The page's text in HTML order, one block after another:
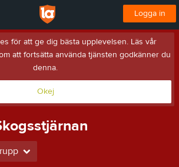
Logga in
för att ge dig bästa upplevelsen. Läs vår
att fortsätta använda tjänsten godkänner du
denna.
Okej